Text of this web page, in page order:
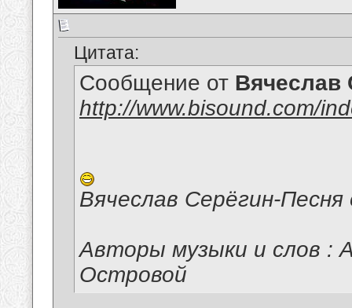
Цитата:
Сообщение от Вячеслав
http://www.bisound.com/
Вячеслав Серёгин-
Авторы музыки и слов :
Островой